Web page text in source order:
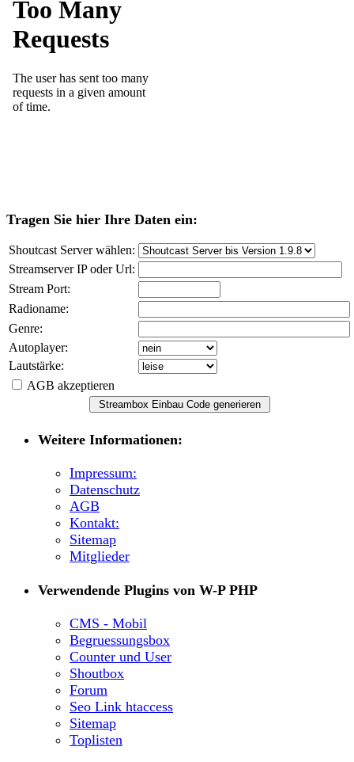
Tragen Sie hier Ihre Daten ein:
Shoutcast Server wählen:
Streamserver IP oder Url:
Stream Port:
Radioname:
Genre:
Autoplayer:
Lautstärke:
AGB akzeptieren
Weitere Informationen:
Impressum:
Datenschutz
AGB
Kontakt:
Sitemap
Mitglieder
Verwendende Plugins von W-P PHP
CMS - Mobil
Begruessungsbox
Counter und User
Shoutbox
Forum
Seo Link htaccess
Sitemap
Toplisten